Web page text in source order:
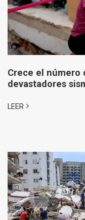
Crece el número
devastadores
LEER